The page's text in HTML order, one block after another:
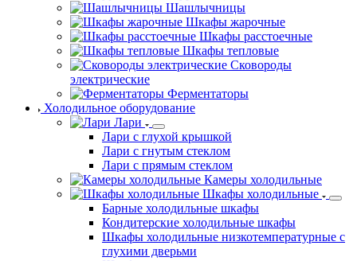
Шашлычницы
Шкафы жарочные
Шкафы расстоечные
Шкафы тепловые
Сковороды
электрические
Ферментаторы
Холодильное оборудование
Лари
Лари с глухой крышкой
Лари с гнутым стеклом
Лари с прямым стеклом
Камеры холодильные
Шкафы холодильные
Барные холодильные шкафы
Кондитерские холодильные шкафы
Шкафы холодильные низкотемпературные с
глухими дверьми